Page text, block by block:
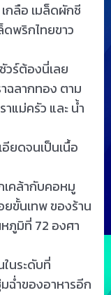
กลือ เมล็ดผักชี
พริกไทยขาว
ร์ต้องนี่เลย
ฉลากทอง ตาม
แม่ครัว และ น้ำ
ยดจนเป็นเนื้อ
เคล้ากับคอหมู
ขั้นเทพ ของร้าน
ภูมิที่ 72 องศา
นระดับที่
ฉ่ำของอาหารอีก